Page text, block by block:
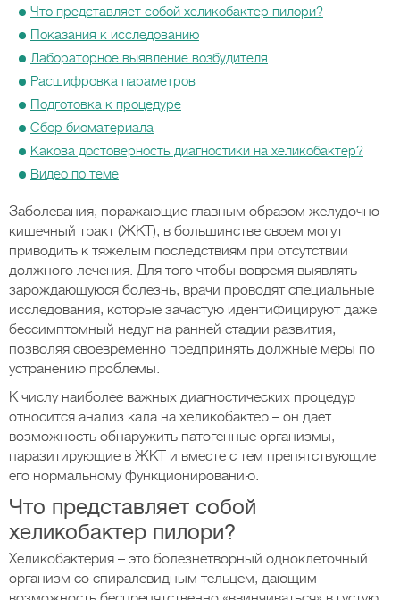
Что представляет собой хеликобактер пилори?
Показания к исследованию
Лабораторное выявление возбудителя
Расшифровка параметров
Подготовка к процедуре
Сбор биоматериала
Какова достоверность диагностики на хеликобактер?
Видео по теме
Заболевания, поражающие главным образом желудочно-
кишечный тракт (ЖКТ), в большинстве своем могут
приводить к тяжелым последствиям при отсутствии
должного лечения. Для того чтобы вовремя выявлять
зарождающуюся болезнь, врачи проводят специальные
исследования, которые зачастую идентифицируют даже
бессимптомный недуг на ранней стадии развития,
позволяя своевременно предпринять должные меры по
устранению проблемы.
К числу наиболее важных диагностических процедур
относится анализ кала на хеликобактер – он дает
возможность обнаружить патогенные организмы,
паразитирующие в ЖКТ и вместе с тем препятствующие
его нормальному функционированию.
Что представляет собой
хеликобактер пилори?
Хеликобактерия – это болезнетворный одноклеточный
организм со спиралевидным тельцем, дающим